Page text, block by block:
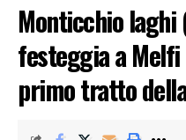
Monticchio laghi
festeggia a
primo tratto